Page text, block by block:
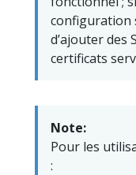
configuration
d’ajouter des
certificats
Note:
Pour les
: